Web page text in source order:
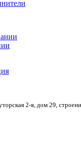
2-я, дом 29,